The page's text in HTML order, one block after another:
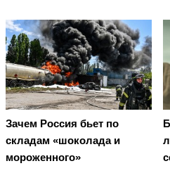
Зачем Россия бьет по
складам «шоколада и
мороженного»